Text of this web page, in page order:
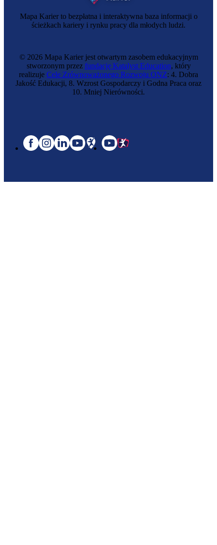
Mapa Karier to bezpłatna i interaktywna baza informacji o
ścieżkach kariery i rynku pracy dla młodych ludzi.
© 2026 Mapa Karier jest otwartym zasobem edukacyjnym
stworzonym przez fundację Katalyst Education, który
realizuje Cele Zrównoważonego Rozwoju ONZ: 4. Dobra
Jakość Edukacji, 8. Wzrost Gospodarczy i Godna Praca oraz
10. Mniej Nierówności.